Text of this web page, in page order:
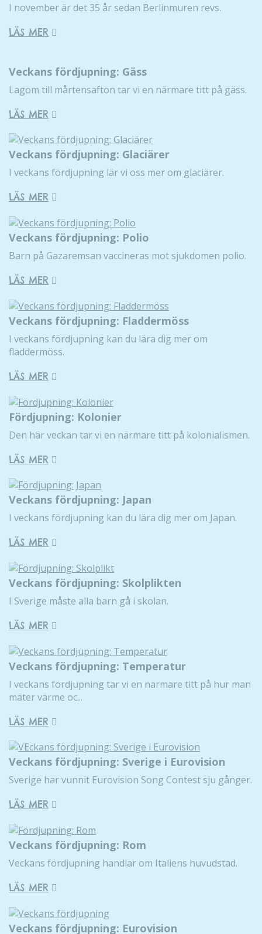
I november är det 35 år sedan Berlinmuren revs.
LÄS MER
Veckans fördjupning: Gäss
Lagom till mårtensafton tar vi en närmare titt på gäss.
LÄS MER
Veckans fördjupning: Glaciärer
I veckans fördjupning lär vi oss mer om glaciärer.
LÄS MER
Veckans fördjupning: Polio
Barn på Gazaremsan vaccineras mot sjukdomen polio.
LÄS MER
Veckans fördjupning: Fladdermöss
I veckans fördjupning kan du lära dig mer om
fladdermöss.
LÄS MER
Fördjupning: Kolonier
Den här veckan tar vi en närmare titt på kolonialismen.
LÄS MER
Veckans fördjupning: Japan
I veckans fördjupning kan du lära dig mer om Japan.
LÄS MER
Veckans fördjupning: Skolplikten
I Sverige måste alla barn gå i skolan.
LÄS MER
Veckans fördjupning: Temperatur
I veckans fördjupning tar vi en närmare titt på hur man
mäter värme oc...
LÄS MER
Veckans fördjupning: Sverige i Eurovision
Sverige har vunnit Eurovision Song Contest sju gånger.
LÄS MER
Veckans fördjupning: Rom
Veckans fördjupning handlar om Italiens huvudstad.
LÄS MER
Veckans fördjupning: Eurovision